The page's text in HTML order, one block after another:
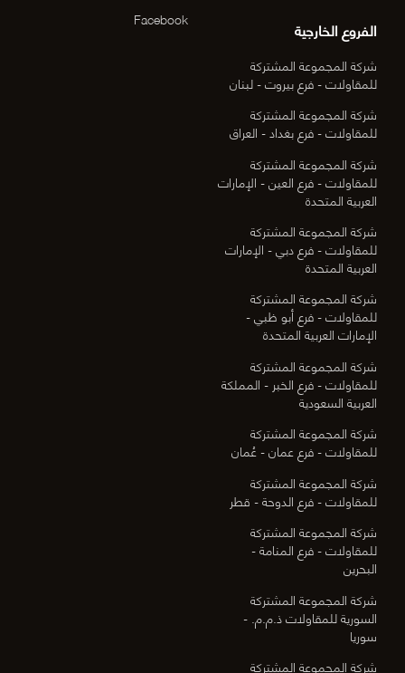
الفروع الخارجية
شركة المجموعة المشتركة
للمقاولات - فرع بيروت - لبنان
شركة المجموعة المشتركة
للمقاولات - فرع بغداد - العراق
شركة المجموعة المشتركة
للمقاولات - فرع العين - الإمارات
العربية المتحدة
شركة المجموعة المشتركة
للمقاولات - فرع دبي - الإمارات
العربية المتحدة
شركة المجموعة المشتركة
للمقاولات - فرع أبو ظبي -
الإمارات العربية المتحدة
شركة المجموعة المشتركة
للمقاولات - فرع الخبر - المملكة
العربية السعودية
شركة المجموعة المشتركة
للمقاولات - فرع عمان - عُمان
شركة المجموعة المشتركة
للمقاولات - فرع الدوحة - قطر
شركة المجموعة المشتركة
للمقاولات - فرع المنامة -
البحرين
شركة المجموعة المشتركة
السورية للمقاولات ذ.م.م. -
سوريا
شركة المجموعة المشتركة
Facebook